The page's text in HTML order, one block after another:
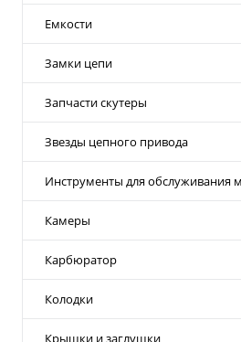
Емкости
Замки цепи
Запчасти скутеры
Звезды цепного привода
Инструменты для обслуживания
Камеры
Карбюратор
Колодки
Крышки и заглушки